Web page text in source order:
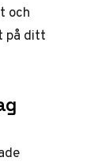
och
på ditt